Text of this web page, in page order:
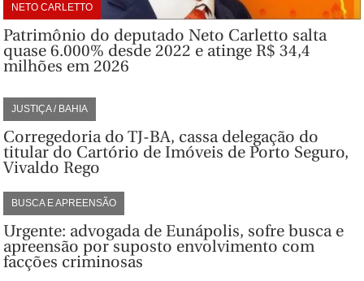
NETO CARLETTO
Patrimônio do deputado Neto Carletto salta
quase 6.000% desde 2022 e atinge R$ 34,4
milhões em 2026
JUSTIÇA / BAHIA
Corregedoria do TJ-BA, cassa delegação do
titular do Cartório de Imóveis de Porto Seguro,
Vivaldo Rego
BUSCA E APREENSÃO
Urgente: advogada de Eunápolis, sofre busca e
apreensão por suposto envolvimento com
facções criminosas